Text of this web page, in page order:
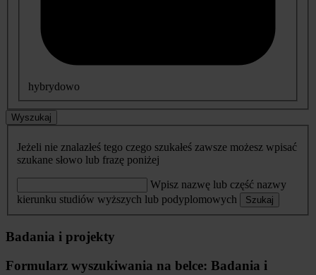
hybrydowo
Wyszukaj
Jeżeli nie znalazłeś tego czego szukałeś zawsze możesz wpisać
szukane słowo lub frazę poniżej
Wpisz nazwę lub część nazwy
kierunku studiów wyższych lub podyplomowych
Szukaj
Badania i projekty
Formularz wyszukiwania na belce: Badania i